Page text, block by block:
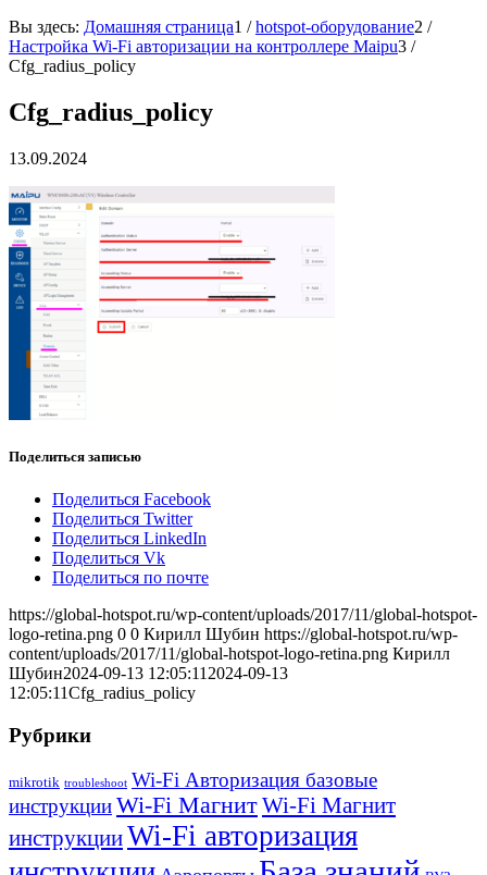
Вы здесь: Домашняя страница1 / hotspot-оборудование2 /
Настройка Wi-Fi авторизации на контроллере Maipu3 /
Cfg_radius_policy
Cfg_radius_policy
13.09.2024
Поделиться записью
Поделиться Facebook
Поделиться Twitter
Поделиться LinkedIn
Поделиться Vk
Поделиться по почте
https://global-hotspot.ru/wp-content/uploads/2017/11/global-hotspot-
logo-retina.png 0 0 Кирилл Шубин https://global-hotspot.ru/wp-
content/uploads/2017/11/global-hotspot-logo-retina.png Кирилл
Шубин2024-09-13 12:05:11 2024-09-13
12:05:11Cfg_radius_policy
Рубрики
mikrotik troubleshoot Wi-Fi Авторизация базовые
инструкцииWi-Fi МагнитWi-Fi Магнит
инструкцииWi-Fi авторизация